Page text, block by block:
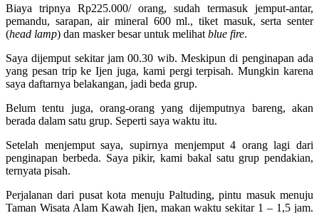
Biaya tripnya Rp225.000/ orang, sudah termasuk jemput-antar,
pemandu, sarapan, air mineral 600 ml., tiket masuk, serta senter
(head lamp) dan masker besar untuk melihatblue fire.
Saya dijemput sekitar jam 00.30 wib. Meskipun di penginapan ada
yang pesan trip ke Ijen juga, kami pergi terpisah. Mungkin karena
saya daftarnya belakangan, jadi beda grup.
Belum tentu juga, orang-orang yang dijemputnya bareng, akan
berada dalam satu grup. Seperti saya waktu itu.
Setelah menjemput saya, supirnya menjemput 4 orang lagi dari
penginapan berbeda. Saya pikir, kami bakal satu grup pendakian,
ternyata pisah.
Perjalanan dari pusat kota menuju Paltuding, pintu masuk menuju
Taman Wisata Alam Kawah Ijen, makan waktu sekitar 1 – 1,5 jam.